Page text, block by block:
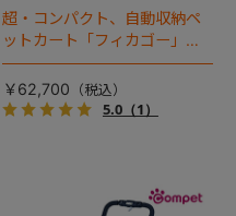
超・コンパクト、自動収納ペ
ットカート「フィカゴー」に
キャビン着脱タイプが新登
場！
￥62,700
5.0（1）